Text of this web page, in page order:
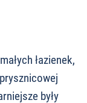
łazienek,
były